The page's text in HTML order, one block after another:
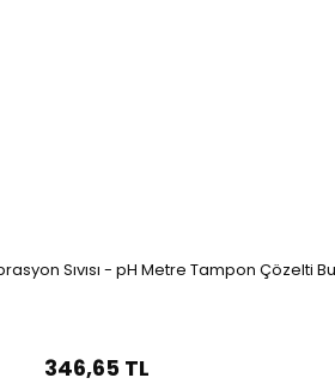
Sıvısı - pH Metre Tampon Çözelti
346,65 TL